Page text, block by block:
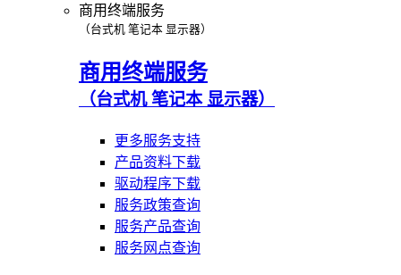
商用终端服务
（台式机 笔记本 显示器）
商用终端服务
（台式机 笔记本 显示器）
更多服务支持
产品资料下载
驱动程序下载
服务政策查询
服务产品查询
服务网点查询